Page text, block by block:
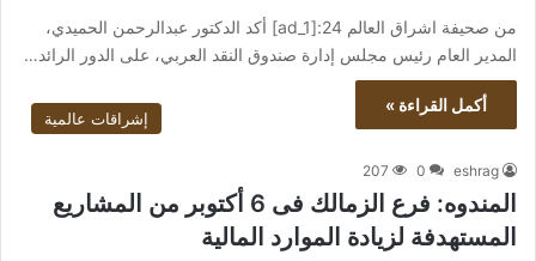
من صحيفة اشراق العالم 24:[ad_1] أكد الدكتور عبدالرحمن الحميدي،
المدير العام رئيس مجلس إدارة صندوق النقد العربي، على الدور الرائد…
أكمل القراءة »
إشراقات عالمية
eshrag
0
207
المندوه: فرع الزمالك فى 6 أكتوبر من المشاريع
المستهدفة لزيادة الموارد المالية